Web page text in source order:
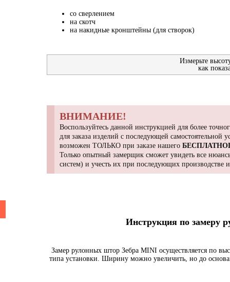
со сверлением
на скотч
на накидные кронштейны (для створок)
Измерьте
как
ВНИМАНИЕ!
Воспользуйтесь данной инструкцией для более
для заказа изделий с последующей
возможен ТОЛЬКО при заказе нашего
Только опытный замерщик сможет увидеть все
систем) и учесть их при последующих производстве
Инструкция по
Замер рулонных штор Зебра MINI осуществляется по
типа установки. Ширину можно увеличить, но до